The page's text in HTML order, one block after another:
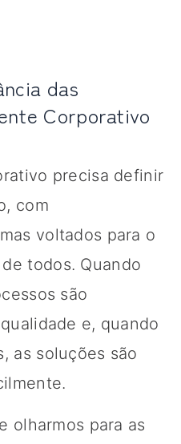
das
Corporativo
precisa definir
com
voltados para o
todos. Quando
são
e, quando
as soluções são
olharmos para as